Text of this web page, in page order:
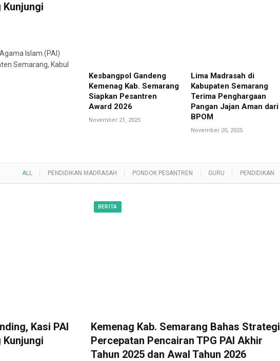
Kunjungi
Islam (PAI)
Semarang, Kabul
Kesbangpol Gandeng
Kemenag Kab. Semarang
Siapkan Pesantren
Award 2026
November 21, 2025
Lima Madrasah di
Kabupaten Semarang
Terima Penghargaan
Pangan Jajan Aman dari
BPOM
November 20, 2025
ALL PENDIDIKAN MADRASAH PONDOK PESANTREN GURU PENDIDIKAN
Kasi PAI
Kunjungi
BERITA
Kemenag Kab. Semarang Bahas Strategi
Percepatan Pencairan TPG PAI Akhir
Tahun 2025 dan Awal Tahun 2026